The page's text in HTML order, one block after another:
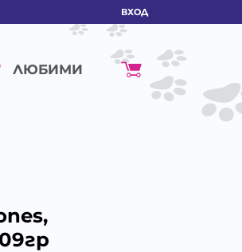
ВХОД
ЛЮБИМИ